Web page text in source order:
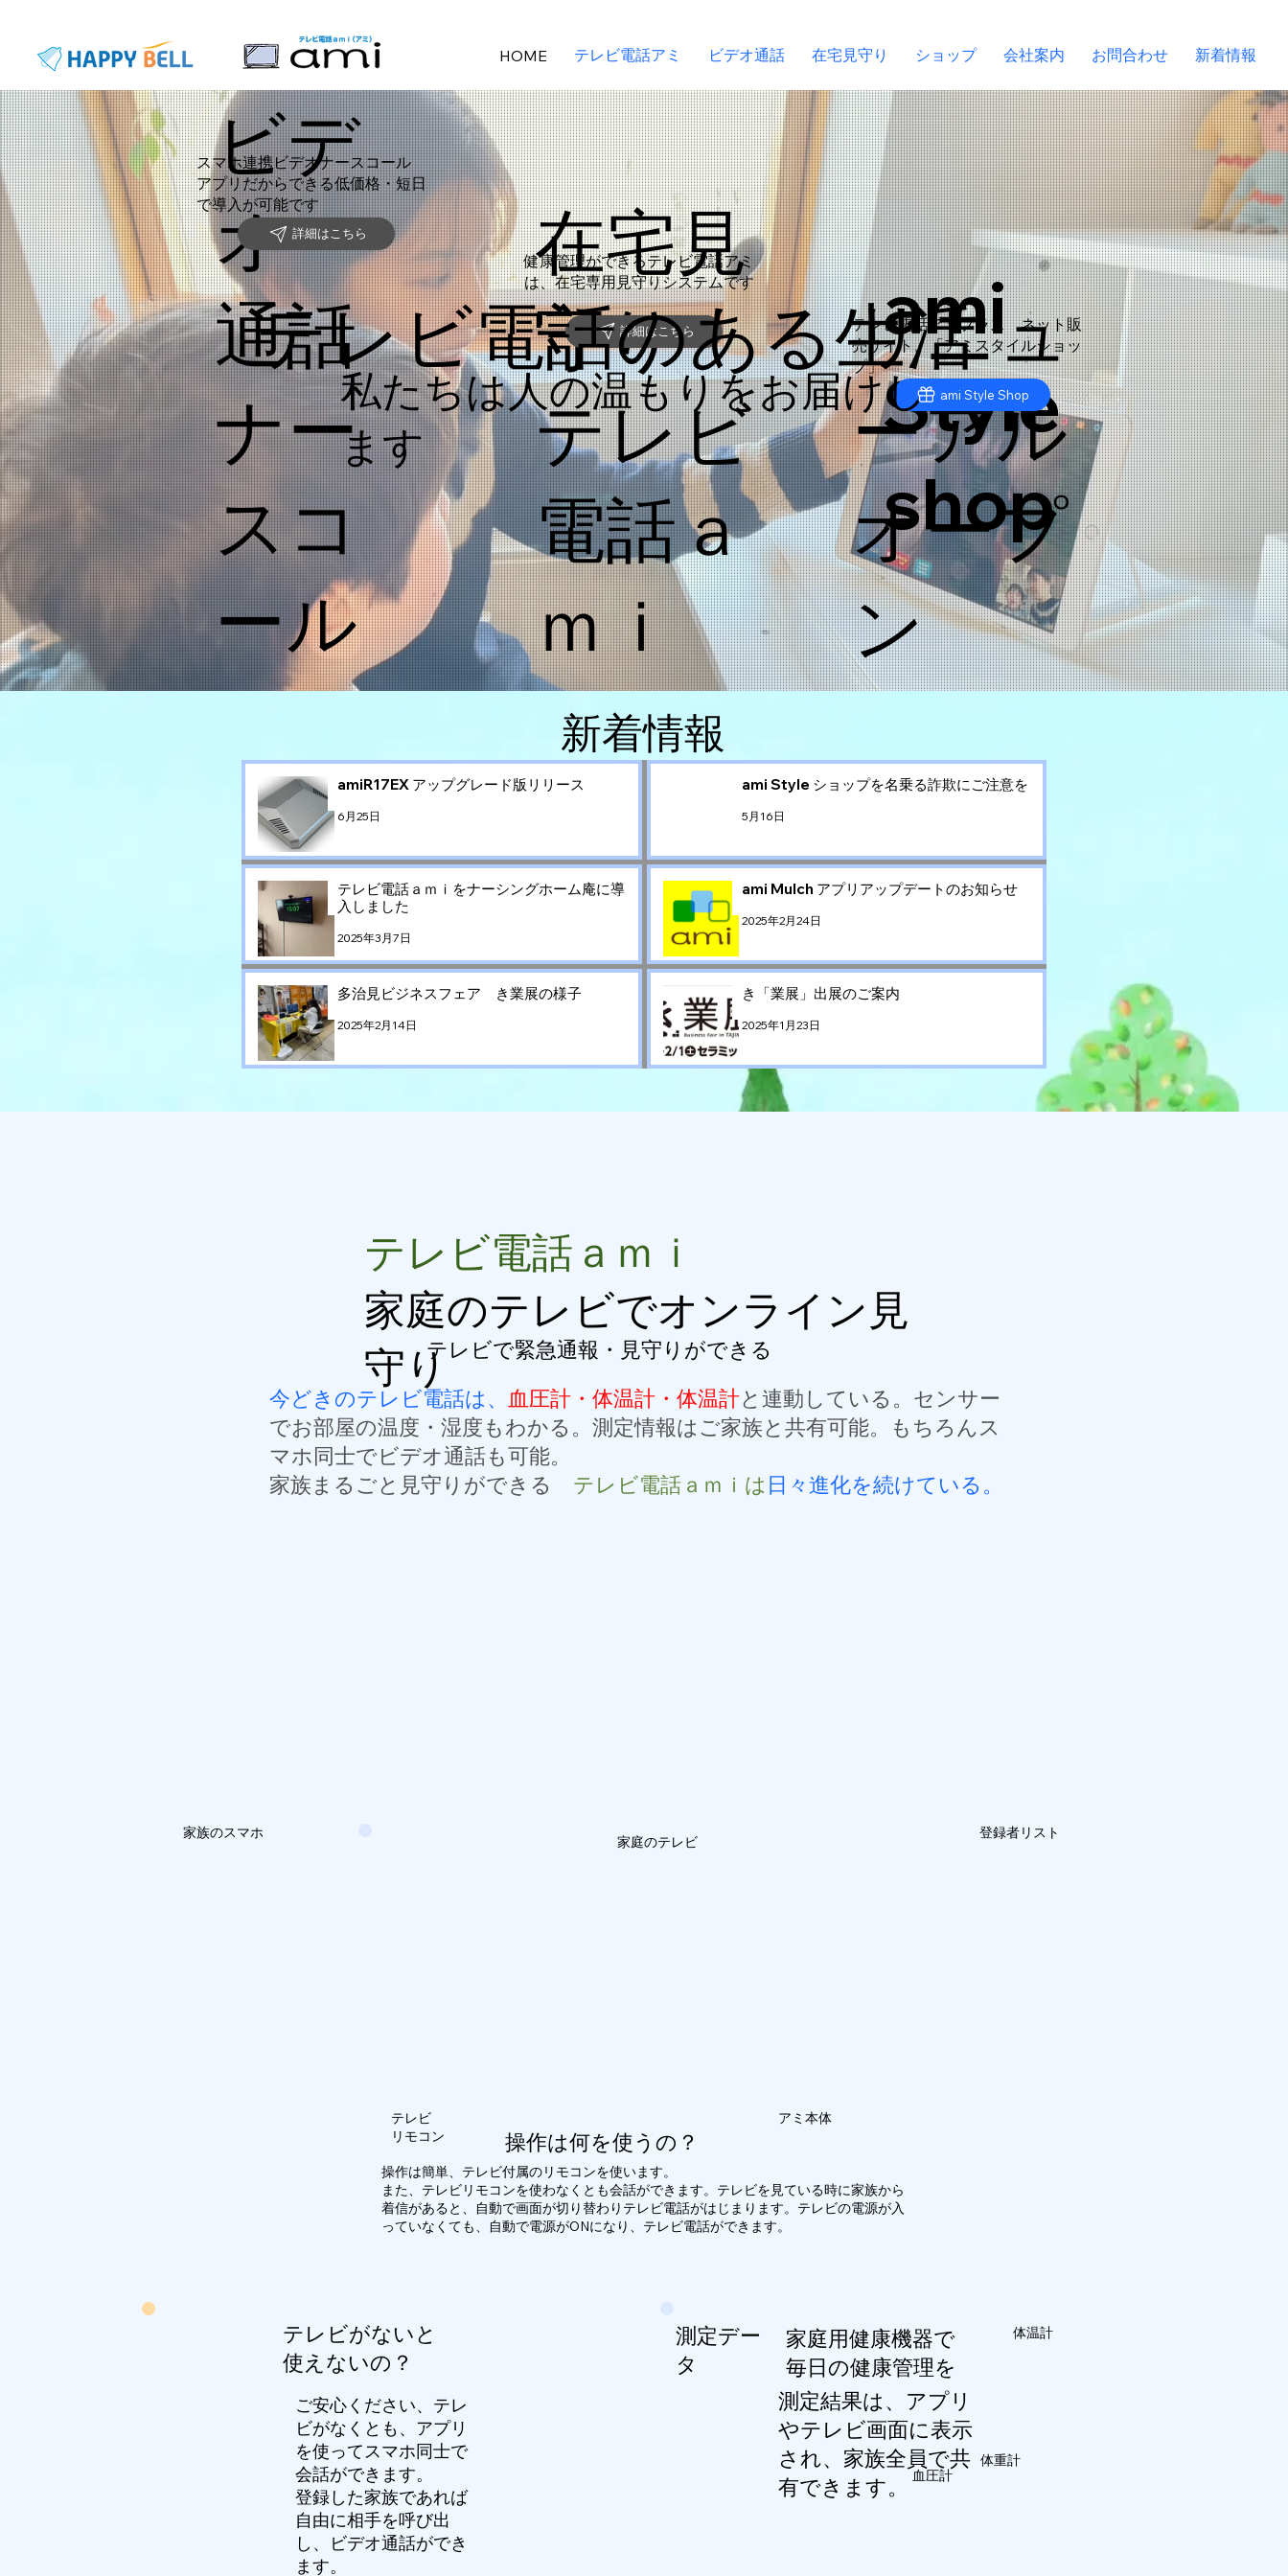
HOME テレビ電話アミ ビデオ通話 在宅見守り ショップ 会社案内 お問合わせ 新着情報
ビデ
オ
通話
ナー
スコ
ール
スマホ連携ビデオナースコール
​アプリだからできる低価格・短日
で導入が可能です
詳細はこちら
在宅見
守り
テレビ
電話ａ
ｍｉ
健康管理ができる​テレビ電話アミ
は、在宅専用見守りシステムです
詳細はこちら
ami
Style
shop
テレビ電話アミプラス ネット販
売サイト、「アミスタイルショッ
プ」
リニュ
ーアル
オープ
ン
ami Style Shop
​テレビ電話のある生活
私たちは人の温もりをお届けし
ます
​新着情報
amiR17EX アップグレード版リリース
6月25日
ami Style ショップを名乗る詐欺にご注意を
5月16日
テレビ電話ａｍｉをナーシングホーム庵に導
入しました
2025年3月7日
ami Mulch アプリアップデートのお知らせ
2025年2月24日
多治見ビジネスフェア き業展の様子
2025年2月14日
き「業展」出展のご案内
2025年1月23日
テレビ電話ａｍｉ
家庭の​テレビでオンライン見
守りテレビで緊急通報・見守りができる
今どきのテレビ電話は、
血圧計・体温計・体温計と連動している。センサー
でお部屋の温度・湿度もわかる。測定情報はご家族と共有可能。もちろんス
マホ同士でビデオ通話も可能。
​家族まるごと見守りができる テレビ電話ａｍｉは 日々進化を続けている。
アミ本体
テレビ
リモコン
家庭のテレビ
操作は簡単、テレビ付属のリモコンを使います。
また、テレビリモコンを使わなくとも会話ができます。テレビを見ている時に家族から
着信があると、自動で画面が切り替わりテレビ電話がはじまります。テレビの電源が入
っていなくても、自動で電源がONになり、テレビ電話ができます。
操作は何を使うの？
登録者リスト
家族のスマホ
ご安心ください、テレ
ビがなくとも、アプリ
を使ってスマホ同士で
会話ができます。
​登録した家族であれば
自由に相手を呼び出
し、ビデオ通話ができ
ます。
テレビがないと
使えないの？
​家庭用健康機器で
毎日の健康管理を
測定結果は、アプリ
やテレビ画面に表示
され、家族全員で共
有できます。
測定デー
タ
体重計
体温計
血圧計